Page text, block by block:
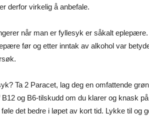
derfor virkelig å anbefale.
når man er fyllesyk er såkalt
før og etter inntak av alkohol var
Ta 2 Paracet, lag deg en omfattende
og B6-tilskudd om du klarer og knask
det bedre i løpet av kort tid. Lykke til og